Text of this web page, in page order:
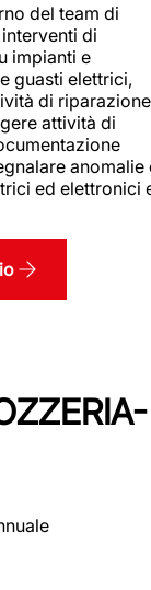
del team di
di
impianti e
guasti elettrici,
di riparazione
attività di
anomalie
ed elettronici